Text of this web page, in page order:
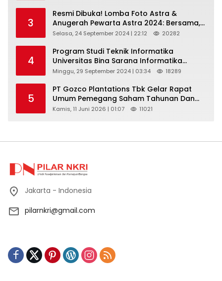
3
Resmi Dibuka! Lomba Foto Astra &
Anugerah Pewarta Astra 2024: Bersama,
Berkarya, Berkelanjutan
Selasa, 24 September 2024 | 22:12 20282
4
Program Studi Teknik Informatika
Universitas Bina Sarana Informatika
Selenggarakan Pelatihan Pemanfaatan
Pemasaran Pada Forum UMKM
Bojongbaru Kecamatan Bojong Gede
Minggu, 29 September 2024 | 03:34 18289
5
PT Gozco Plantations Tbk Gelar Rapat
Umum Pemegang Saham Tahunan Dan
Paparan Publik 2026 Di Jakarta
Kamis, 11 Juni 2026 | 01:07 11021
Jakarta - Indonesia
pilarnkri@gmail.com